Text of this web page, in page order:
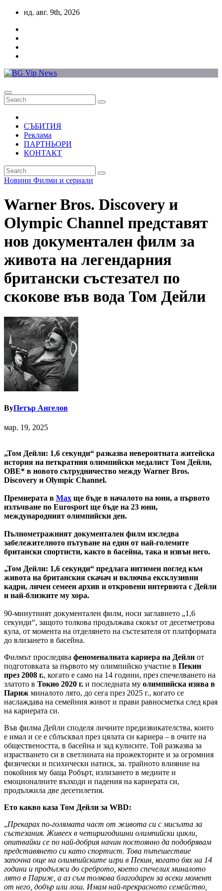
Skip
content
нд. авг. 9th, 2026
СЪБИТИЯ
Реклама
ПАРТНЬОРИ
КОНТАКТ
Новини Филми и сериали
Warner Bros. Discovery и
Olympic Channel представят
нов документален филм за
живота на легендарния
британски състезател по
скокове във вода Том Дейли
ByПетър Ангелов
мар. 19, 2025
„Том Дейли: 1,6 секунди“ разказва невероятната житейска
история на петкратния олимпийски медалист Том Дейли,
OBE* в новото сътрудничество между Warner Bros.
Discovery и Olympic Channel.
Премиерата в Max ще бъде в началото на юни, а първото
излъчване по Eurosport ще бъде на 23 юни,
международният олимпийски ден.
Пълнометражният документален филм изследва
забележителното пътуване на един от най-големите
британски спортисти, както в басейна, така и извън него.
„Том Дейли: 1,6 секунди“ предлага интимен поглед към
живота на британския скачач и включва ексклузивни
кадри, личен семеен архив и откровени интервюта с Дейли
и най-близките му хора.
90-минутният документален филм, носи заглавието „1,6
секунди“, защото толкова продължава скокът от десетметрова
кула, от момента на отделянето на състезателя от платформата
до влизането в басейна.
Филмът проследява феноменалната кариера на Дейли от
подготовката за първото му олимпийско участие в Пекин
през 2008 г., когато е само на 14 години, през спечелването на
златото в Токио 2020 г. и последната му олимпийска изява в
Париж миналото лято, до сега през 2025 г., когато се
наслаждава на семейния живот и прави равносметка след края
на кариерата си.
Във филма Дейли споделя личните предизвикателства, които
е имал и се е сблъсквал през цялата си кариера – в очите на
обществеността, в басейна и зад кулисите. Той разказва за
израстването си в светлината на прожекторите и за огромния
физически и психически натиск, за. трайното влияние на
покойния му баща Робърт, излизането в медиите и
емоционалните възходи и падения на кариерата си,
продължила две десетилетия.
Ето какво каза Том Дейли за WBD:
„Прeкарах по-голямата част от живота си с мисълта за
състезания. Живеех в четиригодишни олимпийски цикли,
опитвайки се по най-добрия начин постоянно да подобрявам
представянето си като спортист. Това пътешествие
започна още на олимпийските игри в Пекин, когато бях на 14
години и продължи до среброто, което спечелих миналото
лято в Париж, а аз съм толкова благодарен за всеки момент
от него, добър или лош. Имам най-прекрасното семейство,